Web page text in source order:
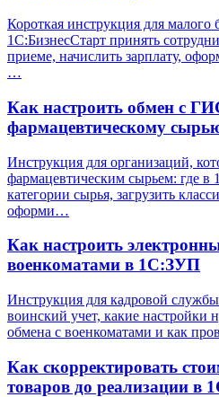
Короткая инструкция для малого
1С:БизнесСтарт принять
приеме, начислить зарплату,
…
Как настроить обмен с
фармацевтическому
Инструкция для организаций,
фармацевтическим сырьем: где в
категории сырья, загрузить
оформи…
Как настроить
военкоматами в 1С:ЗУП
Инструкция для кадровой
воинский учет, какие настройки
обмена с военкоматами и как
Как скорректировать
товаров до реализации в